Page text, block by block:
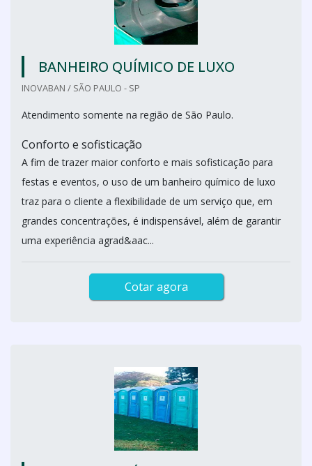
BANHEIRO QUÍMICO DE LUXO
INOVABAN / SÃO PAULO - SP
Atendimento somente na região de São Paulo.
Conforto e sofisticação
A fim de trazer maior conforto e mais sofisticação para
festas e eventos, o uso de um banheiro químico de luxo
traz para o cliente a flexibilidade de um serviço que, em
grandes concentrações, é indispensável, além de garantir
uma experiência agrad&aac...
Cotar agora